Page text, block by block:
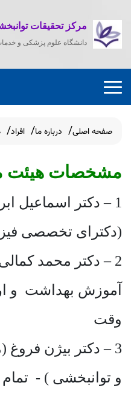
مرکز تحقیقات
دانشگاه علوم پزشکی و
صفحه اصلی درباره ما افراد
مشخصات هیئت
1 – دکتر اسماعیل
(دکترای تخصصی
2 – دکتر محمد
آموزش بهداشت و
وقت
3 – دکتر بیژن
و توانبخشی ) -